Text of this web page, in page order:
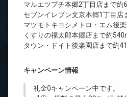
マルエツプチ本郷2丁目店まで約
セブンイレブン文京本郷1丁目店
マツモトキヨシメトロ・エム後
くすりの福太郎本郷店まで約
タウン・ドイト後楽園店まで約
キャンペーン情報
礼金0キャンペーン中です。